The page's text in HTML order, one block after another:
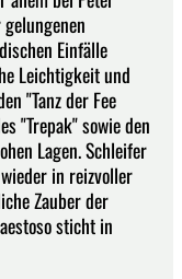
Einfälle
Leichtigkeit und
"Tanz der Fee
"Trepak" sowie den
Lagen. Schleifer
in reizvoller
Zauber der
sticht in